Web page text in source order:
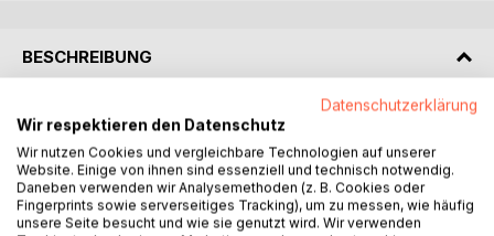
BESCHREIBUNG
Es ist doch ganz einfach:
Jeder möchte muskulös sein und geht dafür etwas pumpen
und trinkt fleißig seine Proteinshakes. Die Trainingspläne
besorgen wir uns im Internet, schauen uns dazu auf
Youtube ein paar Trainingsvideos an oder fragen einen
Datenschutzerklärung
Wir respektieren den Datenschutz
Wir nutzen Cookies und vergleichbare Technologien auf unserer
Website. Einige von ihnen sind essenziell und technisch notwendig.
Daneben verwenden wir Analysemethoden (z. B. Cookies oder
Fingerprints sowie serverseitiges Tracking), um zu messen, wie häufig
unsere Seite besucht und wie sie genutzt wird. Wir verwenden